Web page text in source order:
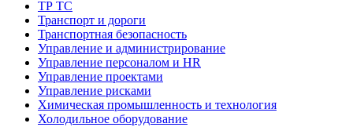
ТР ТС
Транспорт и дороги
Транспортная безопасность
Управление и администрирование
Управление персоналом и HR
Управление проектами
Управление рисками
Химическая промышленность и технология
Холодильное оборудование